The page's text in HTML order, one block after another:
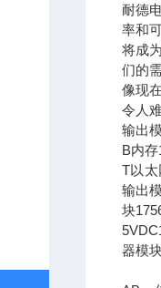
耐德
率和
将成
们的
像现
令人
输出
B内
T以太
输出
块
器模